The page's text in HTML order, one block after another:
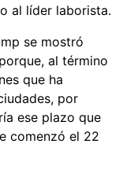
al líder laborista.
se mostró
porque, al término
que ha
por
ese plazo que
comenzó el 22